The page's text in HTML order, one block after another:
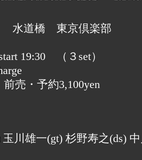
水道橋 東京倶楽部
19:30 （３set）
売・予約3,100yen
玉川雄一(gt) 杉野寿之(ds)